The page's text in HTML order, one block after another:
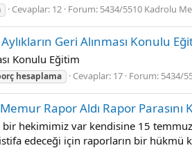
Cevaplar: 12 Forum: 5434/5510 Kadrolu
Geri Alınması Konulu
Konulu Eğitim
hesaplama Cevaplar: 17 Forum: 5434/
Rapor Aldı Rapor Parasını
hekimimiz var kendisine 15
edeceği için raporların bir hükmü